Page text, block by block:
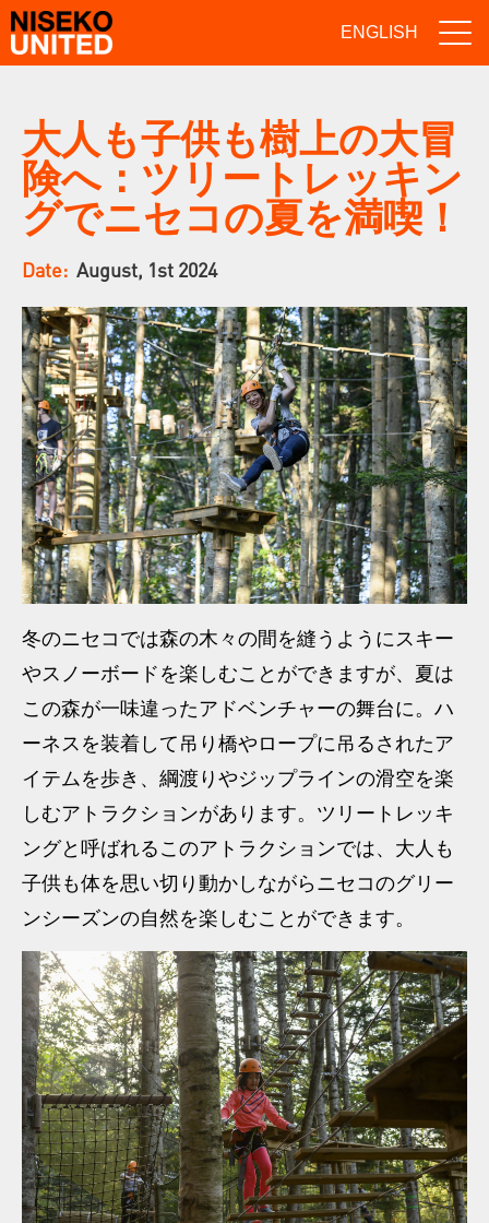
ENGLISH
大人も子供も樹上の大冒
険へ：ツリートレッキン
グでニセコの夏を満喫！
Date: August, 1st 2024
冬のニセコでは森の木々の間を縫うようにスキー
やスノーボードを楽しむことができますが、夏は
この森が一味違ったアドベンチャーの舞台に。ハ
ーネスを装着して吊り橋やロープに吊るされたア
イテムを歩き、綱渡りやジップラインの滑空を楽
しむアトラクションがあります。ツリートレッキ
ングと呼ばれるこのアトラクションでは、大人も
子供も体を思い切り動かしながらニセコのグリー
ンシーズンの自然を楽しむことができます。